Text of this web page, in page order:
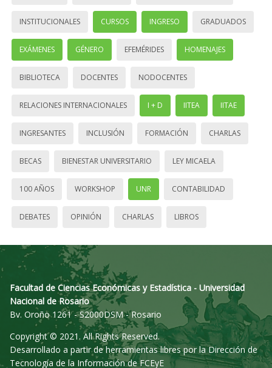
INSTITUCIONALES CURSOS INGRESO GRADUADOS
EXÁMENES GÉNERO EFEMÉRIDES HOMENAJES
BIBLIOTECA DOCENTES NODOCENTES
RELACIONES INTERNACIONALES I + D IITEA IITAE
INGRESANTES INCLUSIÓN FORMACIÓN CHARLAS
BECAS BIENESTAR UNIVERSITARIO LEY MICAELA
100 AÑOS WORKSHOP UNR CONTABILIDAD
DEBATES OPINIÓN CHARLAS LIBROS
Facultad de Ciencias Económicas y Estadística - Universidad
Nacional de Rosario
Bv. Oroño 1261 - S2000DSM - Rosario
Copyright © 2021. All Rights Reserved.
Desarrollado a partir de herramientas libres por la Dirección de
Tecnología de la Información de FCEyE